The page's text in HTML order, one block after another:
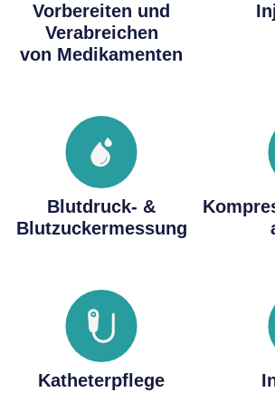
Vorbereiten und
Verabreichen
von Medikamenten
Blutdruck- &
Blutzuckermessung
Katheterpflege